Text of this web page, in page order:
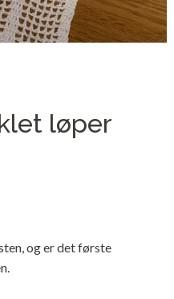
løper
og er det første